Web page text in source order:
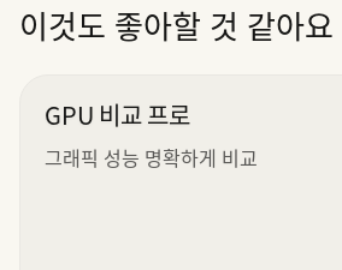
이것도 좋아할 것 같아요
GPU 비교 프로
그래픽 성능 명확하게 비교